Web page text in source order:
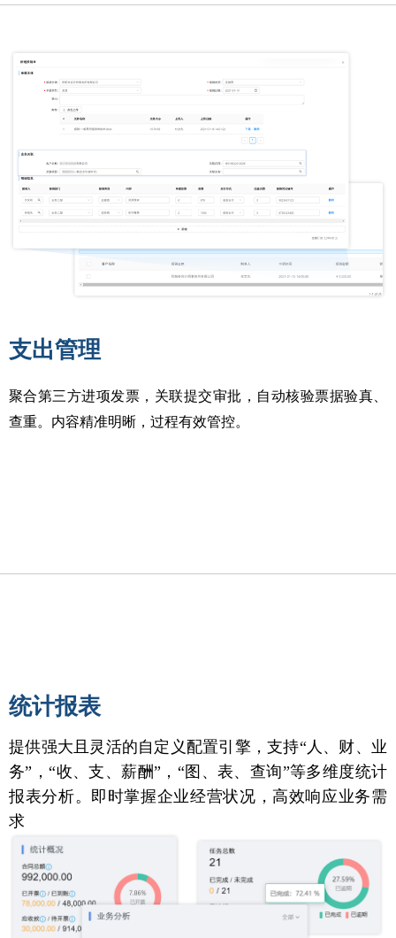
支出管理
聚合第三方进项发票，关联提交审批，自动核验票据验真、
查重。内容精准明晰，过程有效管控。
统计报表
提供强大且灵活的自定义配置引擎，支持“人、财、业
务”，“收、支、薪酬”，“图、表、查询”等多维度统计
报表分析。即时掌握企业经营状况，高效响应业务需
求